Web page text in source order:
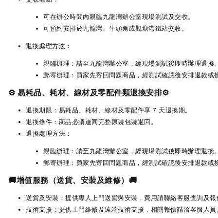
可在辦公時間內親臨九龍灣辦公室現場測試及交收。
可預約安排於九龍灣、牛頭角或觀塘港鐵站交收。
退換處理方法：
親臨辦理：請至九龍灣辦公室，經現場測試後即時辦理退換。
郵寄辦理：買家先寄回問題商品，經測試確認後安排退款或
⚙️ 易耗品、耗材、線材及零配件類退換安排⚙️
退換期限：易耗品、耗材、線材及零配件享 7 天退換期。
退換條件：商品必須連同完整原裝包裝退回。
退換處理方法：
親臨辦理：請至九龍灣辦公室，經現場測試後即時辦理退換。
郵寄辦理：買家先寄回問題商品，經測試確認後安排退款或
🚚增值服務（送貨、安裝及維修）🚚
送貨及安裝：提供專人上門送貨與安裝，費用請聯絡客服查詢及報
技術支援：提供上門維修及遠端技術支援，相關報價請洽客服人員